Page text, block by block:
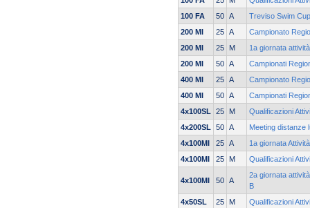
100 FA
50 A
Treviso Swim Cup
200 MI
25 A
Campionato
200 MI
25 M
1a giornata
200 MI
50 A
Campionati
400 MI
25 A
Campionato
400 MI
50 A
Campionati
4x100SL
25 M
Qualificazioni
4x200SL
50 A
Meeting distanze
4x100MI
25 A
1a giornata
4x100MI
25 M Qualificazioni
4x100MI 50 A
2a giornata
B
4x50SL
25 M
Qualificazioni